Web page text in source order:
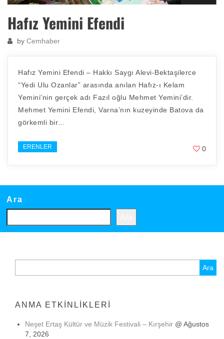
Hafız Yemini Efendi
by Cemhaber
Hafız Yemini Efendi – Hakkı Saygı Alevi-Bektaşilerce
“Yedi Ulu Ozanlar” arasında anılan Hafız-ı Kelam
Yemini’nin gerçek adı Fazıl oğlu Mehmet Yemini’dir.
Mehmet Yemini Efendi, Varna’nın kuzeyinde Batova da
görkemli bir…
ERENLER 0
Ara
ANMA ETKINLIKLERI
Neşet Ertaş Kültür ve Müzik Festivali – Kırşehir @ Ağustos
7, 2026